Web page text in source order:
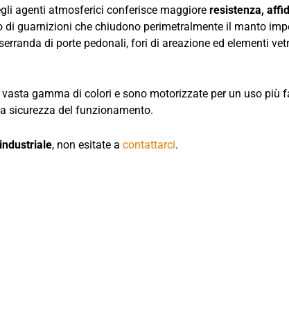
agenti atmosferici conferisce maggiore resistenza,
di guarnizioni che chiudono perimetralmente il manto
di porte pedonali, fori di areazione ed elementi
gamma di colori e sono motorizzate per un uso più
sicurezza del funzionamento.
, non esitate a contattarci.